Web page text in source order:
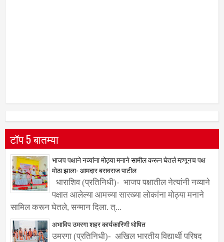
टॉप 5 बातम्या
भाजप पक्षाने नव्यांना मोठ्या मनाने सामील करून घेतले म्हणूनच पक्ष
मोठा झाला- आमदार बसवराज पाटील
धाराशिव (प्रतिनिधी)- भाजप पक्षातील नेत्यांनी नव्याने
पक्षात आलेल्या आमच्या सारख्या लोकांना मोठ्या मनाने
सामिल करून घेतले, सन्मान दिला. त्...
अभाविप उमरगा शहर कार्यकारिणी घोषित
उमरगा (प्रतिनिधी)- अखिल भारतीय विद्यार्थी परिषद